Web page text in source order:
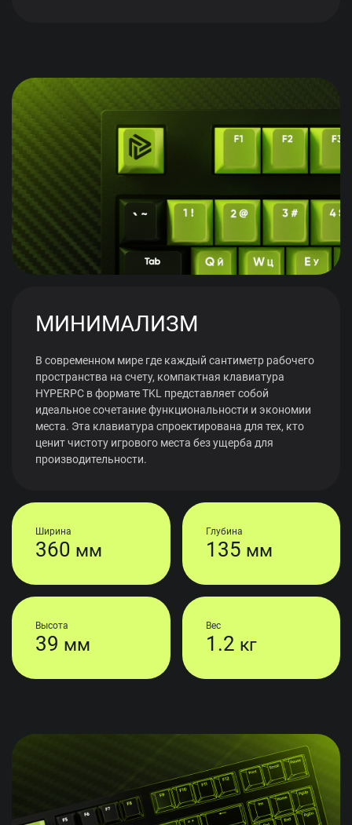
МИНИМАЛИЗМ
В современном мире где каждый сантиметр рабочего
пространства на счету, компактная клавиатура
HYPERPC в формате TKL представляет собой
идеальное сочетание функциональности и экономии
места. Эта клавиатура спроектирована для тех, кто
ценит чистоту игрового места без ущерба для
производительности.
Ширина
360 мм
Глубина
135 мм
Высота
39 мм
Вес
1.2 кг